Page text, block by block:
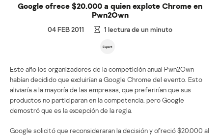
Google ofrece $20.000 a quien explote Chrome en
Pwn2Own
04 FEB 2011 1 lectura de un minuto
Este año los organizadores de la competición anual Pwn2Own
habían decidido que excluirían a Google Chrome del evento. Esto
aliviaría a la mayoría de las empresas, que preferirían que sus
productos no participaran en la competencia, pero Google
demostró que es la excepción de la regla.
Google solicitó que reconsideraran la decisión y ofreció $20.000 al